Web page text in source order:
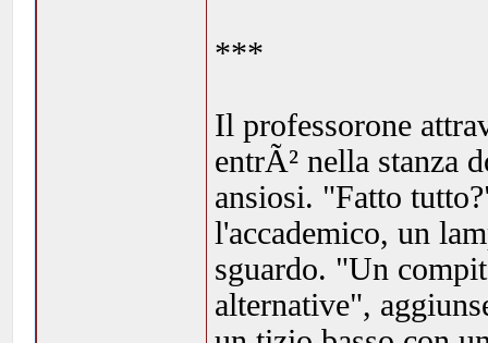
***
Il professorone
entrÃ² nella stanza
ansiosi. "Fatto
l'accademico, un
sguardo. "Un
alternative",